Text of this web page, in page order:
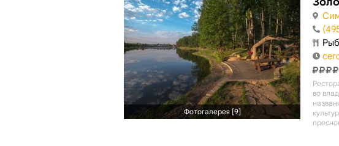
Фотогалерея [9]
во